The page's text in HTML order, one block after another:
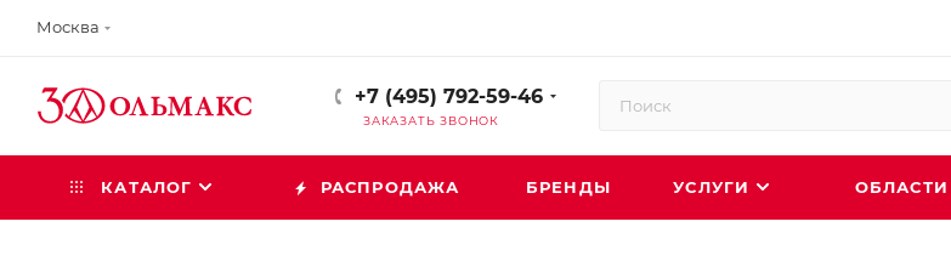
Москва
+7 (495) 792-59-46
ЗАКАЗАТЬ ЗВОНОК
КАТАЛОГ РАСПРОДАЖА БРЕНДЫ УСЛУГИ